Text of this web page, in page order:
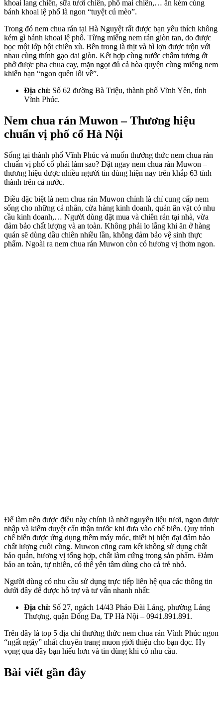
khoai lang chiên, sữa tươi chiên, phô mai chiên,… ăn kèm cùng
bánh khoai lệ phố là ngon “tuyệt cú mèo”.
Trong đó nem chua rán tại Hà Nguyệt rất được bạn yêu thích không
kém gì bánh khoai lệ phố. Từng miếng nem rán giòn tan, do được
bọc một lớp bột chiên xù. Bên trong là thịt và bì lợn được trộn với
nhau cùng thính gạo dai giòn. Kết hợp cùng nước chấm tương ớt
phở được pha chua cay, mặn ngọt đủ cả hòa quyện cùng miếng nem
khiến bạn “ngon quên lối về”.
Địa chỉ: Số 62 đường Bà Triệu, thành phố Vĩnh Yên, tỉnh
Vĩnh Phúc.
Nem chua rán Muwon – Thương hiệu
chuẩn vị phố cổ Hà Nội
Sống tại thành phố Vĩnh Phúc và muốn thưởng thức nem chua rán
chuẩn vị phố cổ phải làm sao? Đặt ngay nem chua rán Muwon –
thương hiệu được nhiều người tin dùng hiện nay trên khắp 63 tỉnh
thành trên cả nước.
Điều đặc biệt là nem chua rán Muwon chính là chỉ cung cấp nem
sống cho những cá nhân, cửa hàng kinh doanh, quán ăn vặt có nhu
cầu kinh doanh,… Người dùng đặt mua và chiên rán tại nhà, vừa
đảm bảo chất lượng và an toàn. Không phải lo lắng khi ăn ở hàng
quán sẽ dùng dầu chiên nhiều lần, không đảm bảo vệ sinh thực
phẩm. Ngoài ra nem chua rán Muwon còn có hương vị thơm ngon.
Để làm nên được điều này chính là nhờ nguyên liệu tươi, ngon được
nhập và kiểm duyệt cẩn thận trước khi đưa vào chế biến. Quy trình
chế biến được ứng dụng thêm máy móc, thiết bị hiện đại đảm bảo
chất lượng cuối cùng. Muwon cũng cam kết không sử dụng chất
bảo quản, hương vị tổng hợp, chất làm cứng trong sản phẩm. Đảm
bảo an toàn, tự nhiên, có thể yên tâm dùng cho cả trẻ nhỏ.
Người dùng có nhu cầu sử dụng trực tiếp liên hệ qua các thông tin
dưới đây để được hỗ trợ và tư vấn nhanh nhất:
Địa chỉ: Số 27, ngách 14/43 Pháo Đài Láng, phường Láng
Thượng, quận Đống Đa, TP Hà Nội – 0941.891.891.
Trên đây là top 5 địa chỉ thưởng thức nem chua rán Vĩnh Phúc ngon
“ngất ngây” nhất chuyên trang muon giới thiệu cho bạn đọc. Hy
vọng qua đây bạn hiểu hơn và tin dùng khi có nhu cầu.
Bài viết gần đây